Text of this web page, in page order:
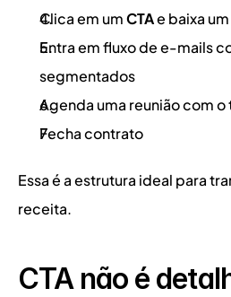
Clica em um CTA e baixa
Entra em fluxo de e-mails
segmentados
Agenda uma reunião com
Fecha contrato
Essa é a estrutura ideal para
receita.
CTA não é